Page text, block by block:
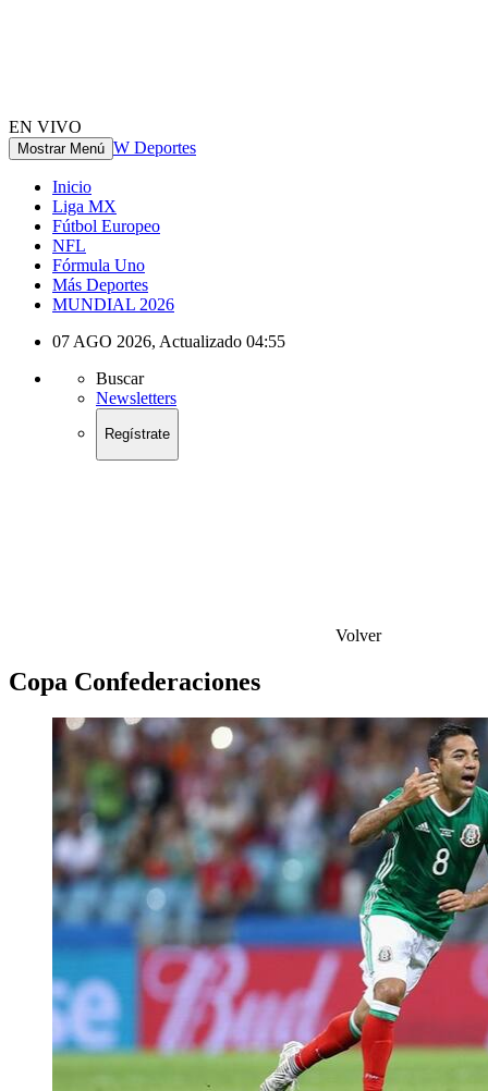
EN VIVO
Mostrar Menú W Deportes
Inicio
Liga MX
Fútbol Europeo
NFL
Fórmula Uno
Más Deportes
MUNDIAL 2026
07 AGO 2026, Actualizado 04:55
Buscar
Newsletters
Regístrate
Volver
Copa Confederaciones